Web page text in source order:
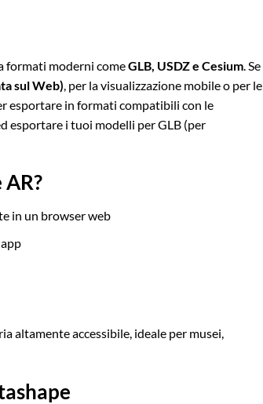
formati moderni comeGLB, USDZ e Cesium . Se
sul Web) , per la visualizzazione mobile o per le
esportare in formati compatibili con le
esportare i tuoi modelli per GLB (per
in un browser web
altamente accessibile, ideale per musei,